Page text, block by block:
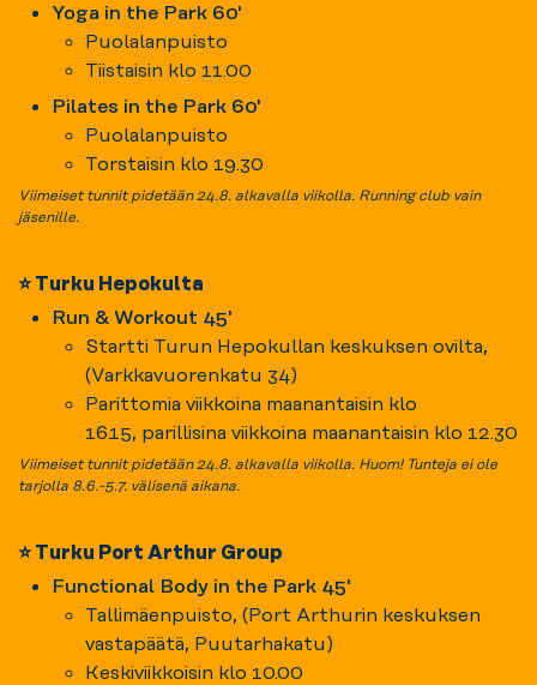
Yoga in the Park 60'
Puolalanpuisto
Tiistaisin klo 11.00
Pilates in the Park 60'
Puolalanpuisto
Torstaisin klo 19.30
Viimeiset tunnit pidetään 24.8. alkavalla viikolla. Running club vain
jäsenille.
⭐ Turku Hepokulta
Run & Workout 45'
Startti Turun Hepokullan keskuksen ovilta,
(Varkkavuorenkatu 34)
Parittomia viikkoina maanantaisin klo
16.15, parillisina viikkoina maanantaisin klo 12.30
Viimeiset tunnit pidetään 24.8. alkavalla viikolla. Huom! Tunteja ei ole
tarjolla 8.6.-5.7. välisenä aikana.
⭐ Turku Port Arthur Group
Functional Body in the Park 45'
Tallimäenpuisto, (Port Arthurin keskuksen
vastapäätä, Puutarhakatu)
Keskiviikkoisin klo 10.00